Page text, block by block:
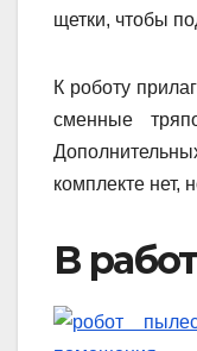
щетки, чтобы
К роботу
сменные
комплекте нет,
В